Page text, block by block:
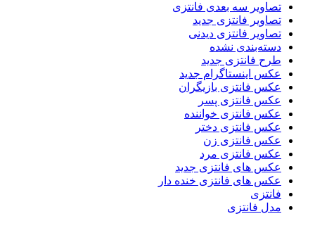
تصاویر سه بعدی فانتزی
تصاویر فانتزی جدید
تصاویر فانتزی دیدنی
دسته‌بندی نشده
طرح فانتزی جدید
عکس اینستاگرام جدید
عکس فانتزی بازیگران
عکس فانتزی پسر
عکس فانتزی خواننده
عکس فانتزی دختر
عکس فانتزی زن
عکس فانتزی مرد
عکس های فانتزی جدید
عکس های فانتزی خنده دار
فانتزی
مدل فانتزی